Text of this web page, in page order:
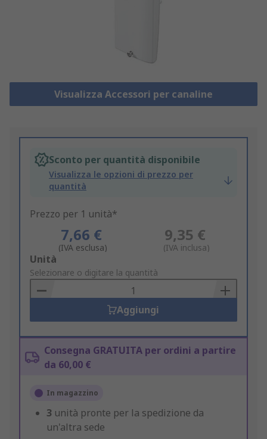
Visualizza Accessori per canaline
Sconto per quantità disponibile
Visualizza le opzioni di prezzo per
quantità
Prezzo per 1 unità*
7,66 €
(IVA esclusa)
9,35 €
(IVA inclusa)
Add
to
Basket
Unità
Selezionare o digitare la quantità
Aggiungi
Consegna GRATUITA per ordini a partire
da 60,00 €
In magazzino
3 unità pronte per la spedizione da
un'altra sede